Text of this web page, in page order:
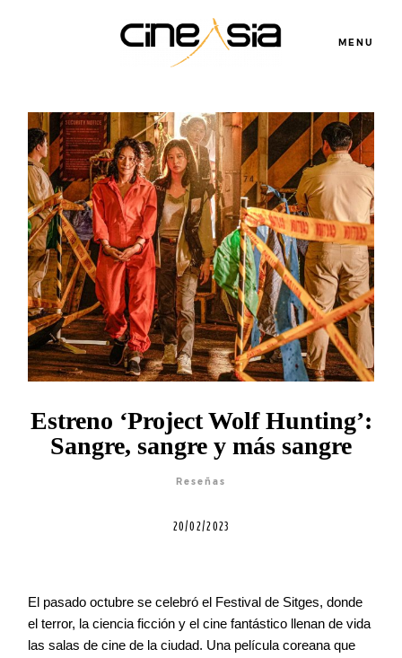
MENU
Estreno ‘Project Wolf Hunting’:
Sangre, sangre y más sangre
Reseñas
20/02/2023
El pasado octubre se celebró el Festival de Sitges, donde
el terror, la ciencia ficción y el cine fantástico llenan de vida
las salas de cine de la ciudad. Una película coreana que
Servicios
Cursos
Equipo
Blog
Agenda